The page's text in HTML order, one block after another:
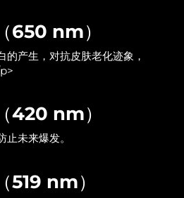
650 nm）
的产生，对抗皮肤老化迹象，
420 nm）
未来爆发。
519 nm）
预计送达日期
预计送达日期10/8/26
预计送达日期
预计送达日期